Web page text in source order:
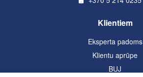
Klientiem
Eksperta padoms
Klientu aprūpe
BUJ